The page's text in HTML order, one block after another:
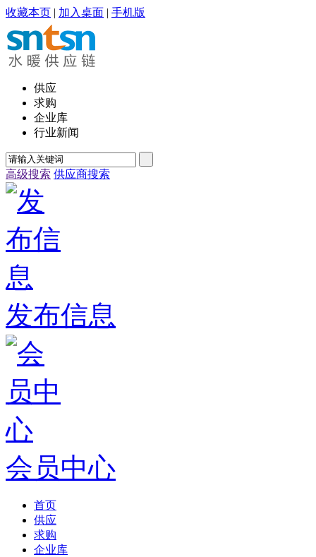
收藏本页 | 加入桌面 | 手机版
供应
求购
企业库
行业新闻
高级搜索 供应商搜索
发布信息
会员中心
首页
供应
求购
企业库